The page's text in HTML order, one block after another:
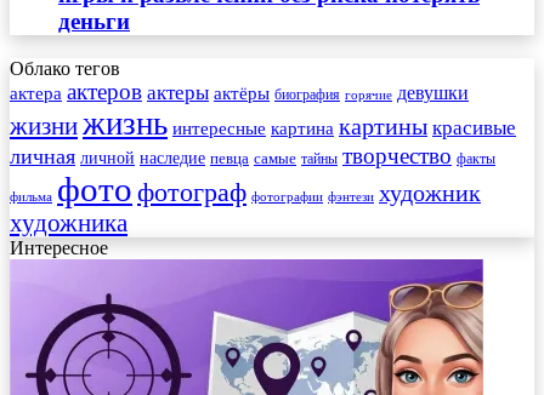
деньги
Облако тегов
актера актеров актеры актёры биография горячие девушки
жизнижизнь интересные картина картины красивые
личная личной наследие певца самые тайны творчество факты
фильма фото фотограф фотографии фэнтези художник
художника
Интересное